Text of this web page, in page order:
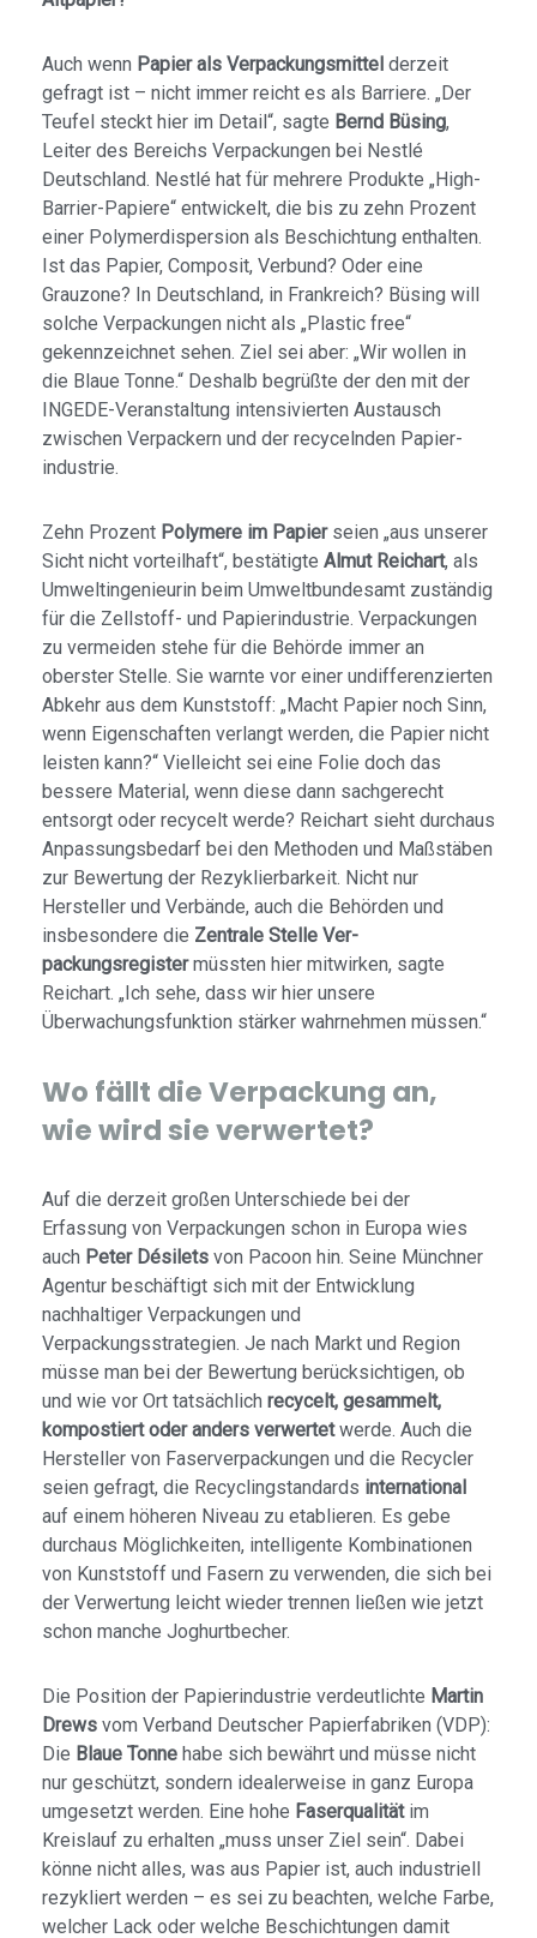
Auch wenn Papier als Verpackungsmittel derzeit
gefragt ist – nicht immer reicht es als Barriere. „Der
Teufel steckt hier im Detail“, sagte Bernd Büsing,
Leiter des Bereichs Verpackungen bei Nestlé
Deutschland. Nestlé hat für mehrere Produkte „High-
Barrier-Papiere“ entwickelt, die bis zu zehn Prozent
einer Polymerdispersion als Beschichtung enthalten.
Ist das Papier, Composit, Verbund? Oder eine
Grauzone? In Deutschland, in Frankreich? Büsing will
solche Verpackungen nicht als „Plastic free“
gekennzeichnet sehen. Ziel sei aber: „Wir wollen in
die Blaue Tonne.“ Deshalb begrüßte der den mit der
INGEDE-Veranstaltung intensivierten Austausch
zwischen Verpackern und der recycelnden Papier­
industrie.
Zehn Prozent Polymere im Papierseien „aus unserer
Sicht nicht vorteilhaft“, bestätigte Almut Reichart, als
Umweltingenieurin beim Umweltbundesamt zuständig
für die Zellstoff- und Papierindustrie. Verpackungen
zu vermeiden stehe für die Behörde immer an
oberster Stelle. Sie warnte vor einer undifferenzierten
Abkehr aus dem Kunststoff: „Macht Papier noch Sinn,
wenn Eigenschaften verlangt werden, die Papier nicht
leisten kann?“ Vielleicht sei eine Folie doch das
bessere Material, wenn diese dann sachgerecht
entsorgt oder recycelt werde? Reichart sieht durchaus
Anpassungsbedarf bei den Methoden und Maßstäben
zur Bewertung der Rezyklierbarkeit. Nicht nur
Hersteller und Verbände, auch die Behörden und
insbesondere die Zentrale Stelle Ver­
packungsregistermüssten hier mitwirken, sagte
Reichart. „Ich sehe, dass wir hier unsere
Überwachungsfunktion stärker wahrnehmen müssen.“
Wo fällt die Verpackung an,
wie wird sie verwertet?
Auf die derzeit großen Unterschiede bei der
Erfassung von Verpackungen schon in Europa wies
auch Peter Désilets von Pacoon hin. Seine Münchner
Agentur beschäftigt sich mit der Entwicklung
nachhaltiger Verpackungen und
Verpackungsstrategien. Je nach Markt und Region
müsse man bei der Bewertung berücksichtigen, ob
und wie vor Ort tatsächlich recycelt, gesammelt,
kompostiert oder anders verwertetwerde. Auch die
Hersteller von Faserverpackungen und die Recycler
seien gefragt, die Recyclingstandards international
auf einem höheren Niveau zu etablieren. Es gebe
durchaus Möglichkeiten, intelligente Kombinationen
von Kunststoff und Fasern zu verwenden, die sich bei
der Verwertung leicht wieder trennen ließen wie jetzt
schon manche Joghurtbecher.
Die Position der Papierindustrie verdeutlichte Martin
Drews vom Verband Deutscher Papierfabriken (VDP):
Die Blaue Tonne habe sich bewährt und müsse nicht
nur geschützt, sondern idealerweise in ganz Europa
umgesetzt werden. Eine hohe Faserqualitätim
Kreislauf zu erhalten „muss unser Ziel sein“. Dabei
könne nicht alles, was aus Papier ist, auch industriell
rezykliert werden – es sei zu beachten, welche Farbe,
welcher Lack oder welche Beschichtungen damit